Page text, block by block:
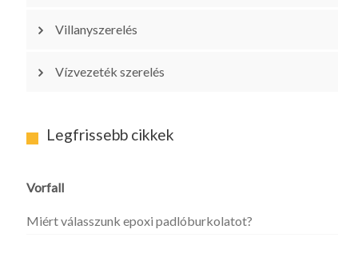
Villanyszerelés
Vízvezeték szerelés
Legfrissebb cikkek
Vorfall
Miért válasszunk epoxi padlóburkolatot?